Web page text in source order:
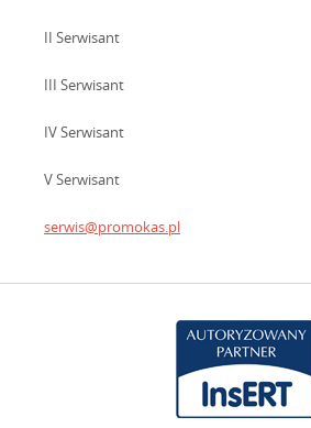
II Serwisant
III Serwisant
IV Serwisant
V Serwisant
serwis@promokas.pl